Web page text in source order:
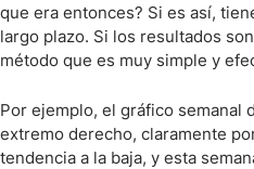
que era entonces? Si es así,
largo plazo. Si los resultados
método que es muy simple y
Por ejemplo, el gráfico semanal
extremo derecho, claramente
tendencia a la baja, y esta